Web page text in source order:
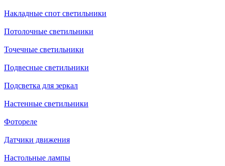
Накладные спот светильники
Потолочные светильники
Точечные светильники
Подвесные светильники
Подсветка для зеркал
Настенные светильники
Фотореле
Датчики движения
Настольные лампы